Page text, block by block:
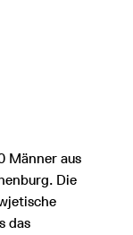
Männer aus
Die
das